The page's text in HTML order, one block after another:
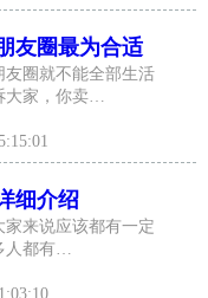
友圈最为合适
圈就不能全部生活
大家，你卖…
细介绍
来说应该都有一定
人都有…